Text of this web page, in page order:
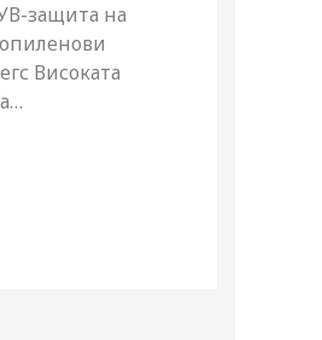
защита на
Високата
…